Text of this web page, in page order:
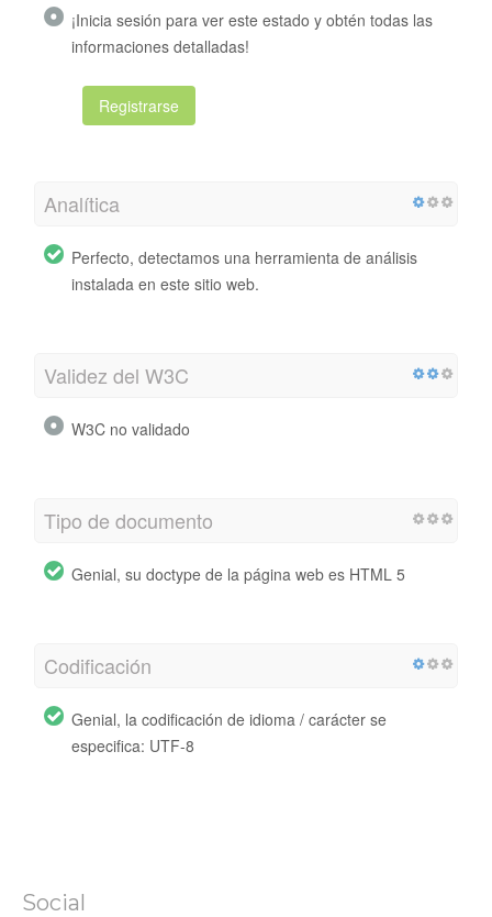
¡Inicia sesión para ver este estado y obtén todas las
informaciones detalladas!
Registrarse
Analítica
Perfecto, detectamos una herramienta de análisis
instalada en este sitio web.
Validez del W3C
W3C no validado
Tipo de documento
Genial, su doctype de la página web es HTML 5
Codificación
Genial, la codificación de idioma / carácter se
especifica: UTF-8
Social